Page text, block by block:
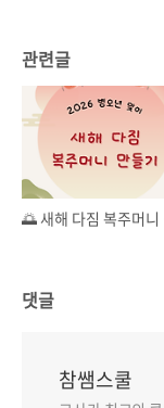
관련글
댓글
참쌤스쿨